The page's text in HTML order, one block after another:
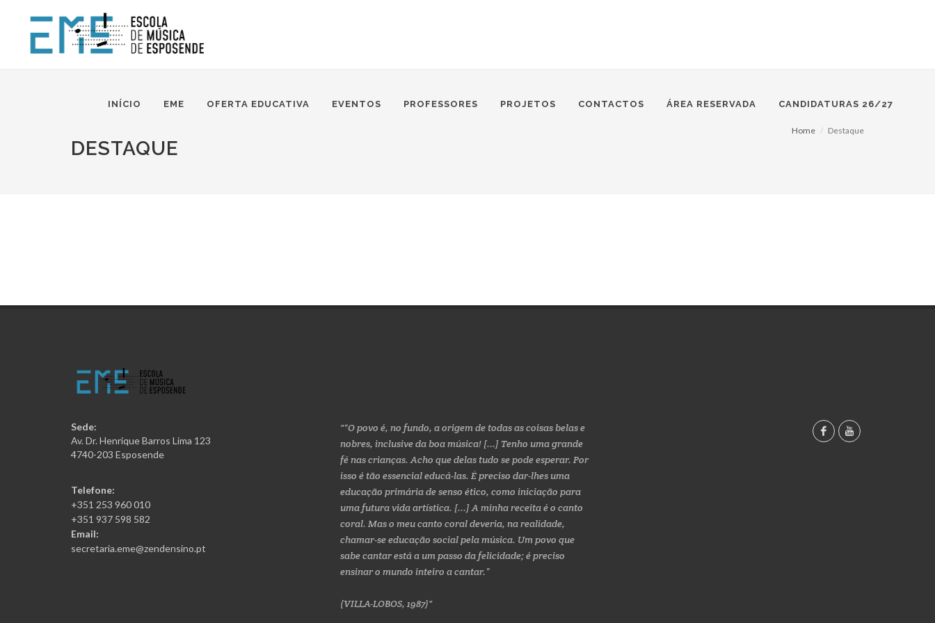
INÍCIO EME OFERTA EDUCATIVA EVENTOS PROFESSORES PROJETOS CONTACTOS ÁREA RESERVADA CANDIDATURAS 26/27
DESTAQUE
Home Destaque
Sede:
Av. Dr. Henrique Barros Lima 123
4740-203 Esposende
Telefone:
+351 253 960 010
+351 937 598 582
Email:
secretaria.eme@zendensino.pt
“O povo é, no fundo, a origem de todas as coisas belas e
nobres, inclusive da boa música! [...] Tenho uma grande
fé nas crianças. Acho que delas tudo se pode esperar. Por
isso é tão essencial educá-las. É preciso dar-lhes uma
educação primária de senso ético, como iniciação para
uma futura vida artística. [...] A minha receita é o canto
coral. Mas o meu canto coral deveria, na realidade,
chamar-se educação social pela música. Um povo que
sabe cantar está a um passo da felicidade; é preciso
ensinar o mundo inteiro a cantar.”
(VILLA-LOBOS, 1987)